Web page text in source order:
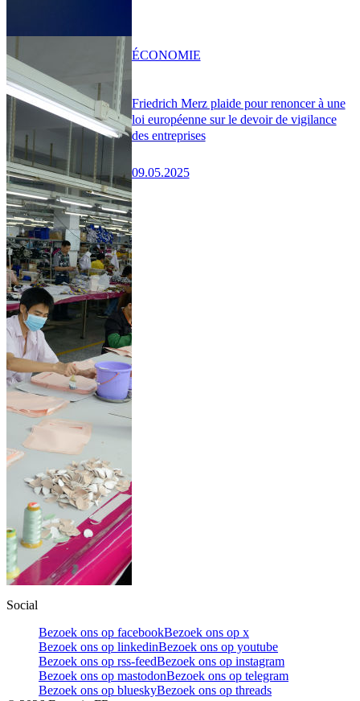
Friedrich Merz plaide pour renoncer à une
loi européenne sur le devoir de vigilance
des entreprises
09.05.2025
ÉCONOMIE
Social
Bezoek ons op facebookBezoek ons op x
Bezoek ons op linkedinBezoek ons op youtube
Bezoek ons op rss-feedBezoek ons op instagram
Bezoek ons op mastodonBezoek ons op telegram
Bezoek ons op blueskyBezoek ons op threads